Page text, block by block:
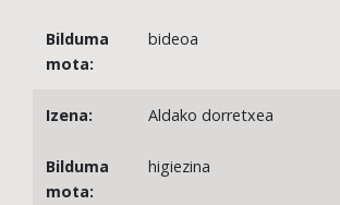
bideoa
Aldako dorretxea
higiezina